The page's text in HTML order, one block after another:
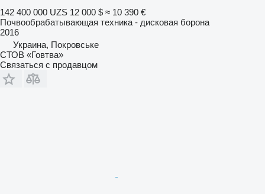
142 400 000 UZS 12 000 $ ≈ 10 390 €
Почвообрабатывающая техника - дисковая борона
2016
Украина, Покровське
СТОВ «Говтва»
Связаться с продавцом